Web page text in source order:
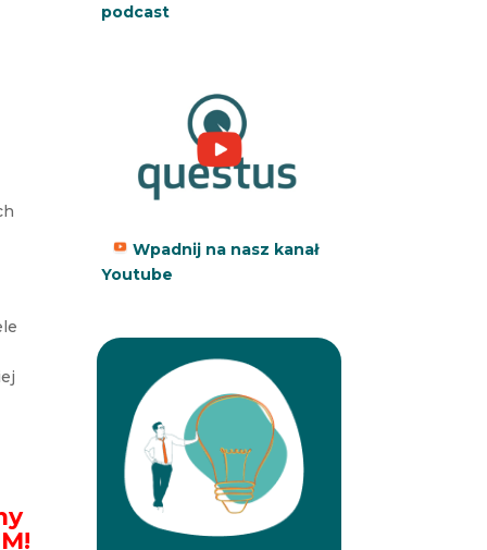
podcast
Wpadnij na nasz kanał
Youtube